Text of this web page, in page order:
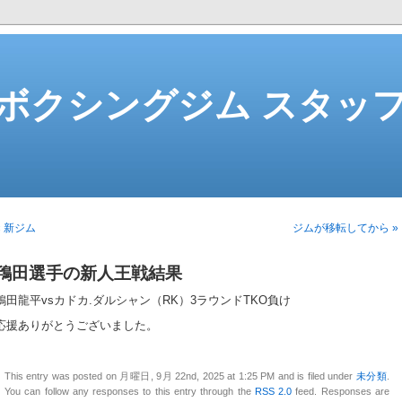
クシングジム スタッ
新ジム ジムが移転してから »
田選手の新人王戦結果
田龍平vsカドカ.ダルシャン（RK）3ラウンドTKO負け
援ありがとうございました。
This entry was posted on 月曜日, 9月 22nd, 2025 at 1:25 PM and is filed under 未分類
You can follow any responses to this entry through the RSS 2.0 feed. Responses are